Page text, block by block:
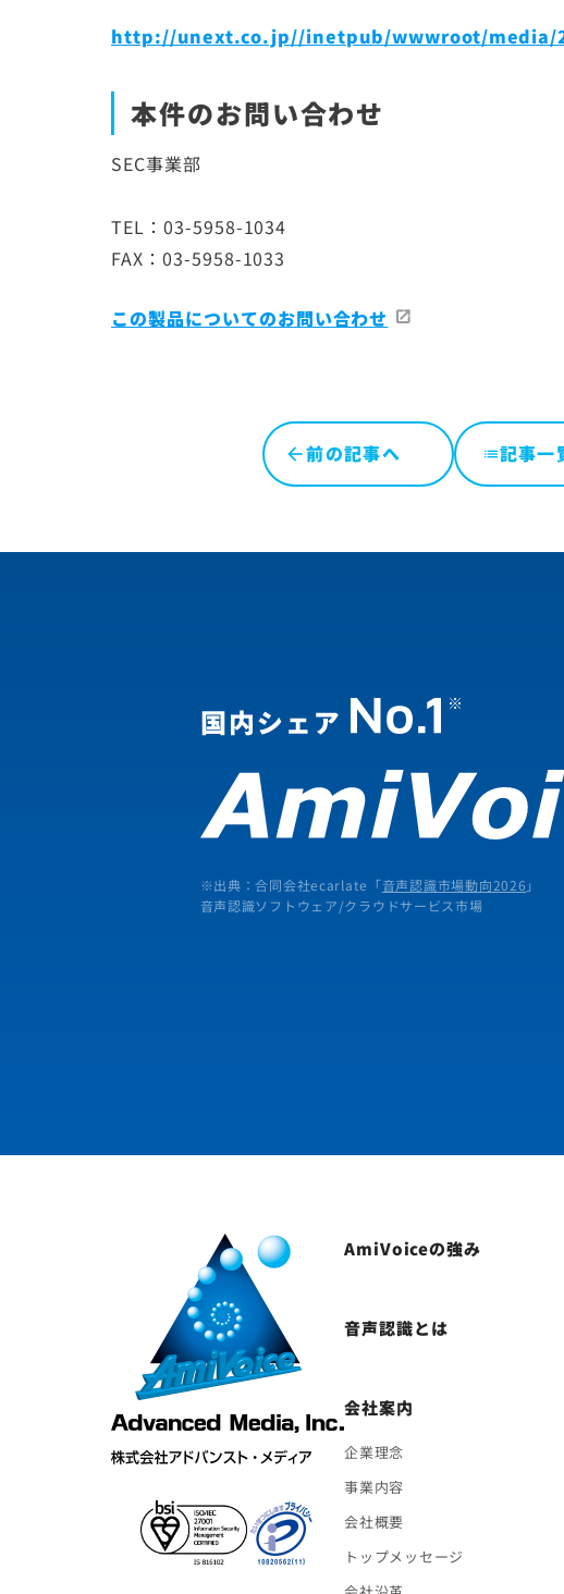
http://unext.co.jp//inetpub/wwwroot/media/
本件のお問い合わせ
SEC事業部
TEL：03-5958-1034
FAX：03-5958-1033
この製品についてのお問い合わせ
前の記事へ list記事一
※出典：合同会社ecarlate「音声認識市場動向2026 」
音声認識ソフトウェア/クラウドサービス市場
AmiVoiceの強み
音声認識とは
会社案内
企業理念
事業内容
会社概要
トップメッセージ